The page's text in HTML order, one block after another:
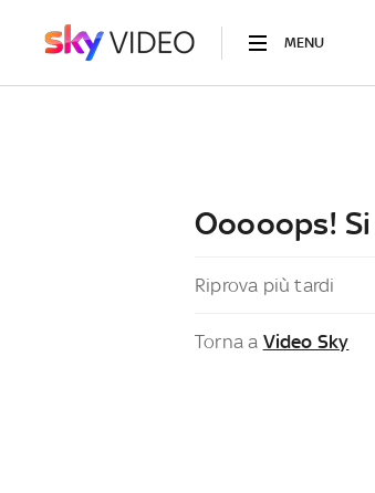
MENU
Ooooops!
Riprova più tardi
Torna a Video Sky